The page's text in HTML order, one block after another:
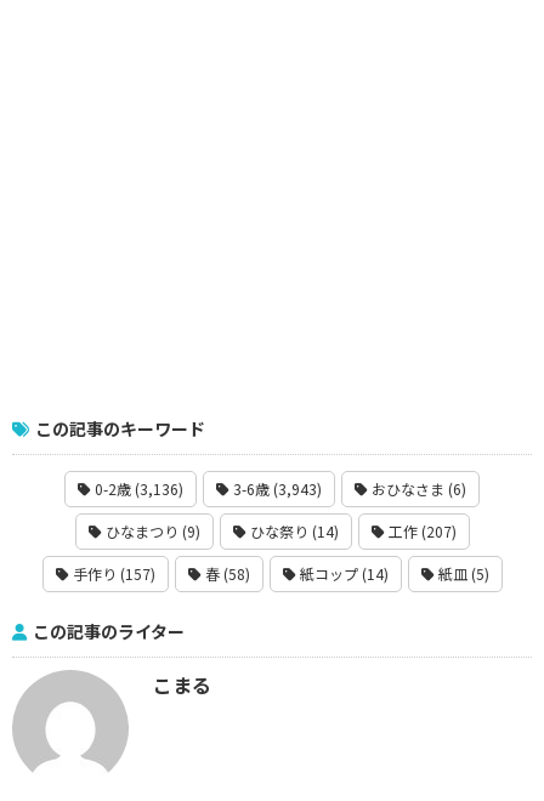
この記事のキーワード
0-2歳 (3,136) 3-6歳 (3,943) おひなさま (6)
ひなまつり (9) ひな祭り (14) 工作 (207)
手作り (157) 春 (58) 紙コップ (14) 紙皿 (5)
この記事のライター
こまる